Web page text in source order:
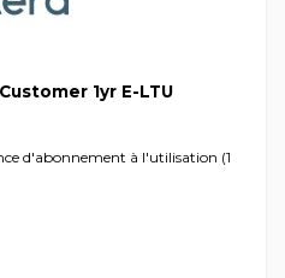
1yr E-LTU
d'abonnement à l'utilisation (1